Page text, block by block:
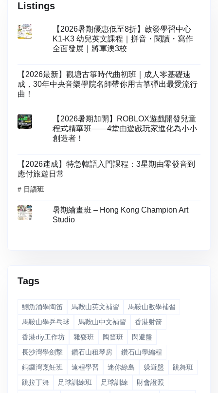
Listings
【2026暑期優惠低至8折】啟發學習中心
K1-K3 幼兒英文課程｜拼音・閱讀・寫作
全面發展｜將軍澳3校
【2026最新】觀塘古箏時代曲初班｜成人零基礎速
成，30年中央音樂學院名師帶你用古箏彈出最愛流行
曲！
【2026暑期加開】ROBLOX遊戲開發兒童
程式精華班——4堂由遊戲玩家進化為小小
創造者！
【2026速成】特急韓語入門課程：3星期由零發音到
應付旅遊日常
# 日語班
暑期繪畫班 – Hong Kong Champion Art
Studio
Tags
鰂魚涌學陶笛 馬鞍山英文補習
馬鞍山數學補習
馬鞍山學乒乓球
馬鞍山中文補習
香港射箭
香港diy工作坊
雜耍班 陶笛班
閃避盤
長沙灣學劍撃
鑽石山租琴房
鑽石山學編程
銅鑼灣烹飪班
遠程學習 迷你綠島 躲避盤
跳舞班
跳拉丁舞
足球訓練班 足球訓練
財會證照